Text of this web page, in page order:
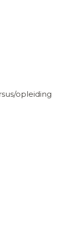
opleiding